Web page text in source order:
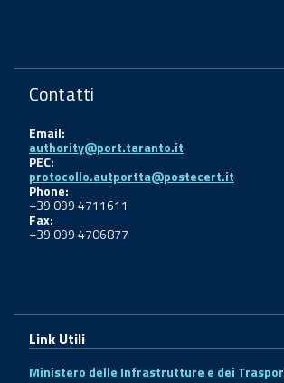
Contatti
Email:
authority@port.taranto.it
PEC:
protocollo.autportta@postecert.it
Phone:
+39 099 4711611
Fax:
+39 099 4706877
Link Utili
Ministero delle Infrastrutture e dei